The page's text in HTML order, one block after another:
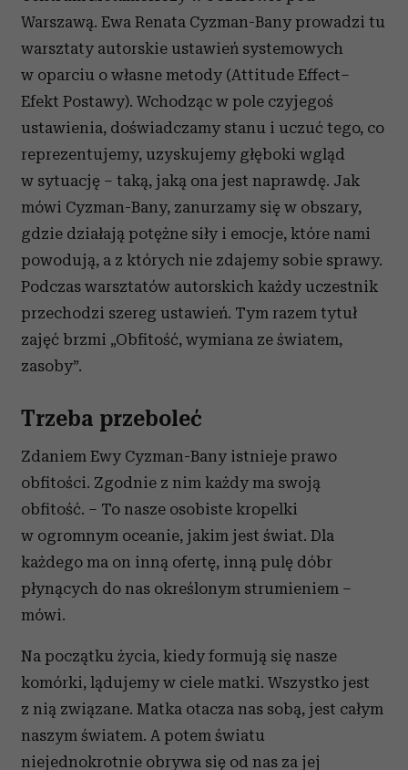
Warszawą. Ewa Renata Cyzman-Bany prowadzi tu
warsztaty autorskie ustawień systemowych
w oparciu o własne metody (Attitude Effect–
Efekt Postawy). Wchodząc w pole czyjegoś
ustawienia, doświadczamy stanu i uczuć tego, co
reprezentujemy, uzyskujemy głęboki wgląd
w sytuację – taką, jaką ona jest naprawdę. Jak
mówi Cyzman-Bany, zanurzamy się w obszary,
gdzie działają potężne siły i emocje, które nami
powodują, a z których nie zdajemy sobie sprawy.
Podczas warsztatów autorskich każdy uczestnik
przechodzi szereg ustawień. Tym razem tytuł
zajęć brzmi „Obfitość, wymiana ze światem,
zasoby”.
Trzeba przeboleć
Zdaniem Ewy Cyzman-Bany istnieje prawo
obfitości. Zgodnie z nim każdy ma swoją
obfitość. – To nasze osobiste kropelki
w ogromnym oceanie, jakim jest świat. Dla
każdego ma on inną ofertę, inną pulę dóbr
płynących do nas określonym strumieniem –
mówi.
Na początku życia, kiedy formują się nasze
komórki, lądujemy w ciele matki. Wszystko jest
z nią związane. Matka otacza nas sobą, jest całym
naszym światem. A potem światu
niejednokrotnie obrywa się od nas za jej